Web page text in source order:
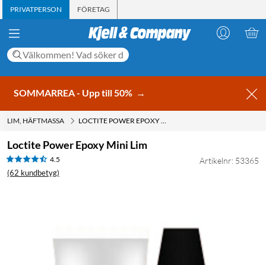
PRIVATPERSON FÖRETAG
SOMMARREA - Upp till 50% →
LIM, HÄFTMASSA LOCTITE POWER EPOXY MINI LIM
Loctite Power Epoxy Mini Lim
4.5
(62 kundbetyg)
Artikelnr: 53365